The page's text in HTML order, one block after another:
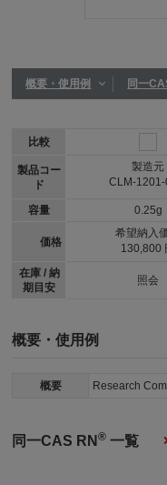
概要・使用例 同一
比較
製品コー
ド
容量
価格
在庫 / 納
期目安
製造元
CLM-1201-
0.25g
希望納入
130,800
照会
概要・使用例
概要 Research
同一CAS RN® 一覧